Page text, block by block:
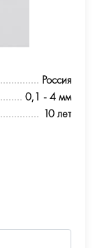
Россия
0,1 - 4 мм
10 лет